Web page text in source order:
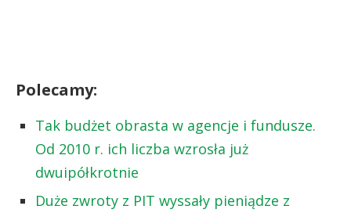
Polecamy:
Tak budżet obrasta w agencje i fundusze.
Od 2010 r. ich liczba wzrosła już
dwuipółkrotnie
Duże zwroty z PIT wyssały pieniądze z